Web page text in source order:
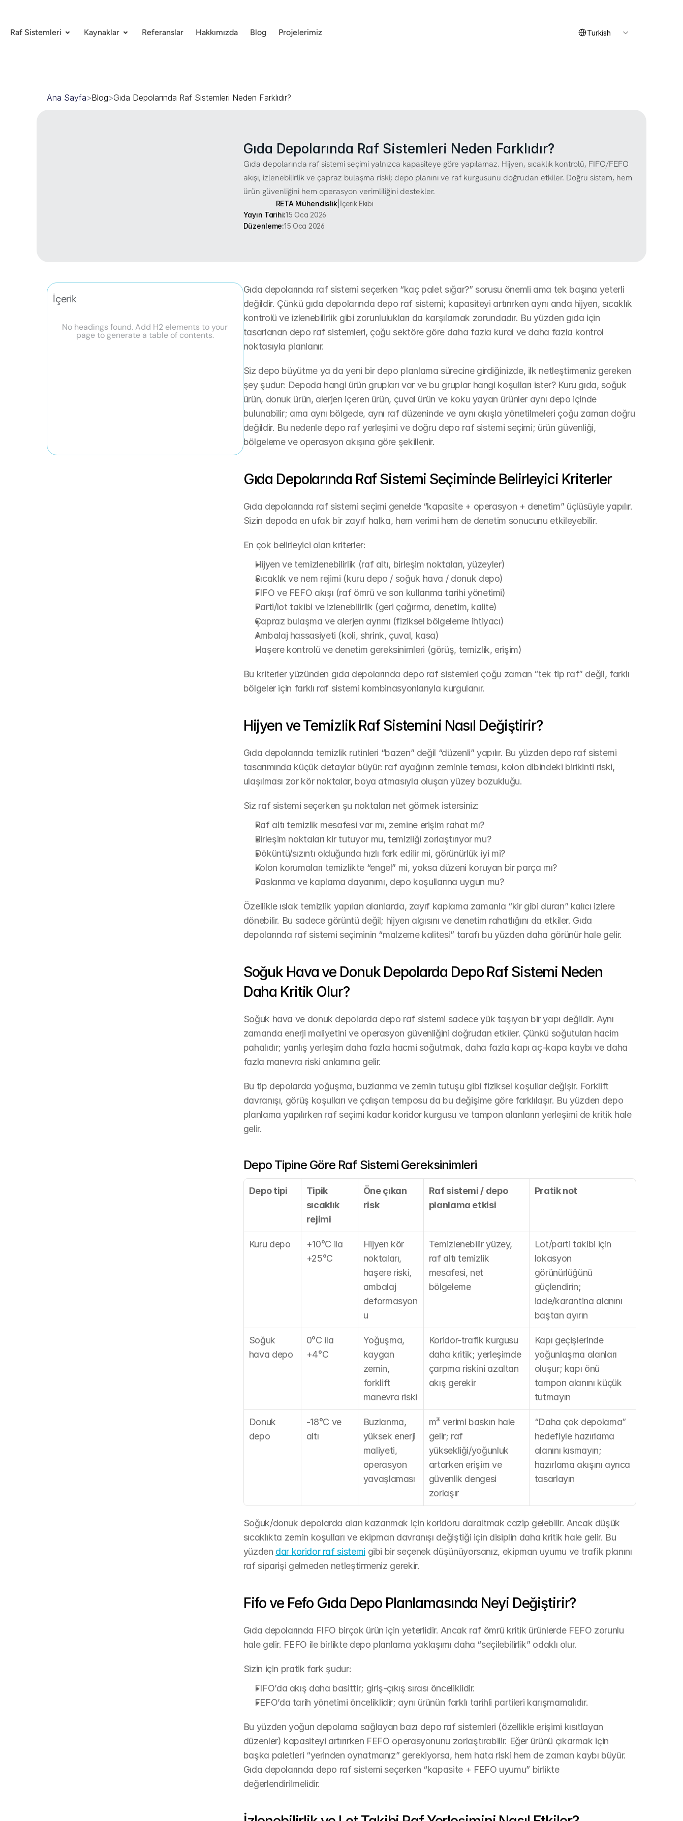
Raf Sistemleri Kaynaklar Referanslar Hakkımızda Blog Projelerimiz Turkish
Ana Sayfa>Blog>Gıda Depolarında Raf Sistemleri Neden Farklıdır?
Gıda Depolarında Raf Sistemleri Neden Farklıdır?
Gıda depolarında raf sistemi seçimi yalnızca kapasiteye göre yapılamaz. Hijyen, sıcaklık kontrolü, FIFO/FEFO
akışı, izlenebilirlik ve çapraz bulaşma riski; depo planını ve raf kurgusunu doğrudan etkiler. Doğru sistem, hem
ürün güvenliğini hem operasyon verimliliğini destekler.
RETA Mühendislik İçerik Ekibi
Yayın Tarihi:15 Oca 2026
Düzenleme:15 Oca 2026
İçerik
No headings found. Add H2 elements to your
page to generate a table of contents.
Gıda depolarında raf sistemi seçerken “kaç palet sığar?” sorusu önemli ama tek başına yeterli
değildir. Çünkü gıda depolarında depo raf sistemi; kapasiteyi artırırken aynı anda hijyen, sıcaklık
kontrolü ve izlenebilirlik gibi zorunlulukları da karşılamak zorundadır. Bu yüzden gıda için
tasarlanan depo raf sistemleri, çoğu sektöre göre daha fazla kural ve daha fazla kontrol
noktasıyla planlanır.
Siz depo büyütme ya da yeni bir depo planlama sürecine girdiğinizde, ilk netleştirmeniz gereken
şey şudur: Depoda hangi ürün grupları var ve bu gruplar hangi koşulları ister? Kuru gıda, soğuk
ürün, donuk ürün, alerjen içeren ürün, çuval ürün ve koku yayan ürünler aynı depo içinde
bulunabilir; ama aynı bölgede, aynı raf düzeninde ve aynı akışla yönetilmeleri çoğu zaman doğru
değildir. Bu nedenle depo raf yerleşimi ve doğru depo raf sistemi seçimi; ürün güvenliği,
bölgeleme ve operasyon akışına göre şekillenir.
Gıda Depolarında Raf Sistemi Seçiminde Belirleyici Kriterler
Gıda depolarında raf sistemi seçimi genelde “kapasite + operasyon + denetim” üçlüsüyle yapılır.
Sizin depoda en ufak bir zayıf halka, hem verimi hem de denetim sonucunu etkileyebilir.
En çok belirleyici olan kriterler:
Hijyen ve temizlenebilirlik (raf altı, birleşim noktaları, yüzeyler)
Sıcaklık ve nem rejimi (kuru depo / soğuk hava / donuk depo)
FIFO ve FEFO akışı (raf ömrü ve son kullanma tarihi yönetimi)
Parti/lot takibi ve izlenebilirlik (geri çağırma, denetim, kalite)
Çapraz bulaşma ve alerjen ayrımı (fiziksel bölgeleme ihtiyacı)
Ambalaj hassasiyeti (koli, shrink, çuval, kasa)
Haşere kontrolü ve denetim gereksinimleri (görüş, temizlik, erişim)
Bu kriterler yüzünden gıda depolarında depo raf sistemleri çoğu zaman “tek tip raf” değil, farklı
bölgeler için farklı raf sistemi kombinasyonlarıyla kurgulanır.
Hijyen ve Temizlik Raf Sistemini Nasıl Değiştirir?
Gıda depolarında temizlik rutinleri “bazen” değil “düzenli” yapılır. Bu yüzden depo raf sistemi
tasarımında küçük detaylar büyür: raf ayağının zeminle teması, kolon dibindeki birikinti riski,
ulaşılması zor kör noktalar, boya atmasıyla oluşan yüzey bozukluğu.
Siz raf sistemi seçerken şu noktaları net görmek istersiniz:
Raf altı temizlik mesafesi var mı, zemine erişim rahat mı?
Birleşim noktaları kir tutuyor mu, temizliği zorlaştırıyor mu?
Döküntü/sızıntı olduğunda hızlı fark edilir mi, görünürlük iyi mi?
Kolon korumaları temizlikte “engel” mi, yoksa düzeni koruyan bir parça mı?
Paslanma ve kaplama dayanımı, depo koşullarına uygun mu?
Özellikle ıslak temizlik yapılan alanlarda, zayıf kaplama zamanla “kir gibi duran” kalıcı izlere
dönebilir. Bu sadece görüntü değil; hijyen algısını ve denetim rahatlığını da etkiler. Gıda
depolarında raf sistemi seçiminin “malzeme kalitesi” tarafı bu yüzden daha görünür hale gelir.
Soğuk Hava ve Donuk Depolarda Depo Raf Sistemi Neden
Daha Kritik Olur?
Soğuk hava ve donuk depolarda depo raf sistemi sadece yük taşıyan bir yapı değildir. Aynı
zamanda enerji maliyetini ve operasyon güvenliğini doğrudan etkiler. Çünkü soğutulan hacim
pahalıdır; yanlış yerleşim daha fazla hacmi soğutmak, daha fazla kapı aç-kapa kaybı ve daha
fazla manevra riski anlamına gelir.
Bu tip depolarda yoğuşma, buzlanma ve zemin tutuşu gibi fiziksel koşullar değişir. Forklift
davranışı, görüş koşulları ve çalışan temposu da bu değişime göre farklılaşır. Bu yüzden depo
planlama yapılırken raf seçimi kadar koridor kurgusu ve tampon alanların yerleşimi de kritik hale
gelir.
Depo Tipine Göre Raf Sistemi Gereksinimleri
Depo tipi
Tipik
sıcaklık
rejimi
Öne çıkan
risk
Raf sistemi / depo
planlama etkisi
Pratik not
Kuru depo
+10°C ila
+25°C
Hijyen kör
noktaları,
haşere riski,
ambalaj
deformasyon
u
Temizlenebilir yüzey,
raf altı temizlik
mesafesi, net
bölgeleme
Lot/parti takibi için
lokasyon
görünürlüğünü
güçlendirin;
iade/karantina alanını
baştan ayırın
Soğuk
hava depo
0°C ila
+4°C
Yoğuşma,
kaygan
zemin,
forklift
manevra riski
Koridor-trafik kurgusu
daha kritik; yerleşimde
çarpma riskini azaltan
akış gerekir
Kapı geçişlerinde
yoğunlaşma alanları
oluşur; kapı önü
tampon alanını küçük
tutmayın
Donuk
depo
-18°C ve
altı
Buzlanma,
yüksek enerji
maliyeti,
operasyon
yavaşlaması
m³ verimi baskın hale
gelir; raf
yüksekliği/yoğunluk
artarken erişim ve
güvenlik dengesi
zorlaşır
“Daha çok depolama”
hedefiyle hazırlama
alanını kısmayın;
hazırlama akışını ayrıca
tasarlayın
Soğuk/donuk depolarda alan kazanmak için koridoru daraltmak cazip gelebilir. Ancak düşük
sıcaklıkta zemin koşulları ve ekipman davranışı değiştiği için disiplin daha kritik hale gelir. Bu
yüzden dar koridor raf sistemi gibi bir seçenek düşünüyorsanız, ekipman uyumu ve trafik planını
raf siparişi gelmeden netleştirmeniz gerekir.
Fifo ve Fefo Gıda Depo Planlamasında Neyi Değiştirir?
Gıda depolarında FIFO birçok ürün için yeterlidir. Ancak raf ömrü kritik ürünlerde FEFO zorunlu
hale gelir. FEFO ile birlikte depo planlama yaklaşımı daha “seçilebilirlik” odaklı olur.
Sizin için pratik fark şudur:
FIFO’da akış daha basittir; giriş-çıkış sırası önceliklidir.
FEFO’da tarih yönetimi önceliklidir; aynı ürünün farklı tarihli partileri karışmamalıdır.
Bu yüzden yoğun depolama sağlayan bazı depo raf sistemleri (özellikle erişimi kısıtlayan
düzenler) kapasiteyi artırırken FEFO operasyonunu zorlaştırabilir. Eğer ürünü çıkarmak için
başka paletleri “yerinden oynatmanız” gerekiyorsa, hem hata riski hem de zaman kaybı büyür.
Gıda depolarında depo raf sistemi seçerken “kapasite + FEFO uyumu” birlikte
değerlendirilmelidir.